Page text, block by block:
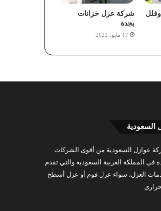
شركة عزل خزانات
بجدة
17 مايو، 2022
السعودية
عوازل السعودية من أقوى الشركات
في المملكة العربية السعودية والتي تقدم
العزل، سواء عزل فوم أو عزل أسطح